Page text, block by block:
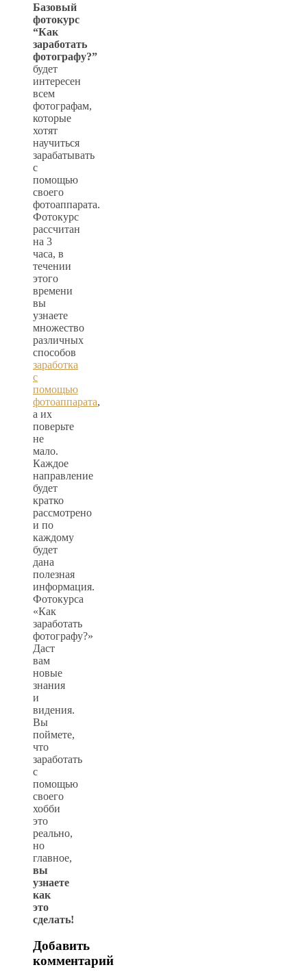
Базовый
фотокурс
“Как
заработать
фотографу?”
будет
интересен
всем
фотографам,
которые
хотят
научиться
зарабатывать
с
помощью
своего
фотоаппарата.
Фотокурс
рассчитан
на 3
часа, в
течении
этого
времени
вы
узнаете
множество
различных
способов
заработка
с
помощью
фотоаппарата,
а их
поверьте
не
мало.
Каждое
направление
будет
кратко
рассмотрено
и по
каждому
будет
дана
полезная
информация.
Фотокурса
«Как
заработать
фотографу?»
Даст
вам
новые
знания
и
видения.
Вы
поймете,
что
заработать
с
помощью
своего
хобби
это
реально,
но
главное,
вы
узнаете
как
это
сделать!
Добавить
комментарий